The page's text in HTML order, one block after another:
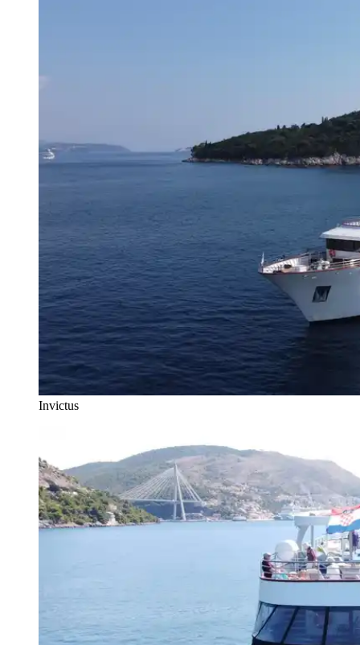
Invictus